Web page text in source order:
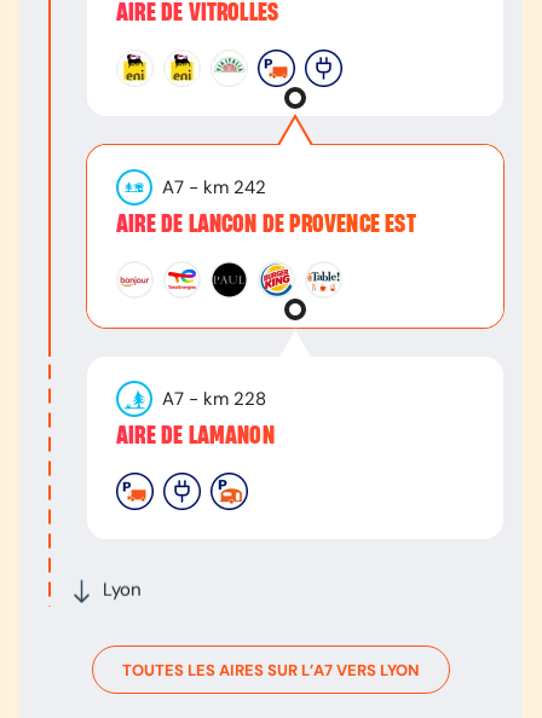
Lyon
AIRE DE VITROLLES
A7 - km 242
AIRE DE LANCON DE PROVENCE EST
A7 - km 228
AIRE DE LAMANON
TOUTES LES AIRES SUR L’A7VERS LYON